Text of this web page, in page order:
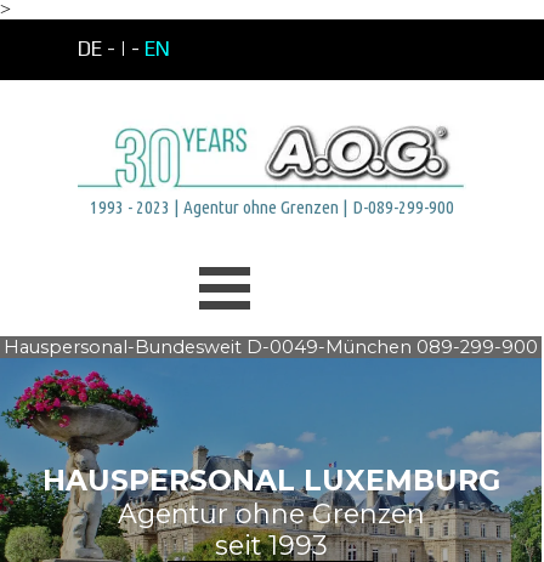
>
DE - | - EN
1993 - 2023 | Agentur ohne Grenzen | D-089-299-900
Hauspersonal-Bundesweit D-0049-München 089-299-900
HAUSPERSONAL LUXEMBURG
Agentur ohne Grenzen
seit 1993